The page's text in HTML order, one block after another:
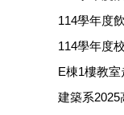
114學年度
114學年度
E棟1樓教
建築系